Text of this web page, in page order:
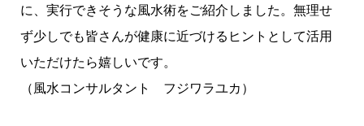
に、実行できそうな風水術をご紹介しました。無理せ
ず少しでも皆さんが健康に近づけるヒントとして活用
いただけたら嬉しいです。
（風水コンサルタント フジワラユカ）